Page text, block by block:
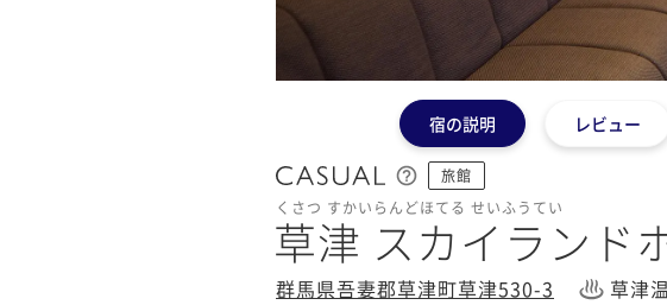
宿の説明 レビュー
旅館
くさつ すかいらんどほてる せいふうてい
草津 スカイランド
群馬県吾妻郡草津町草津530-3 草津